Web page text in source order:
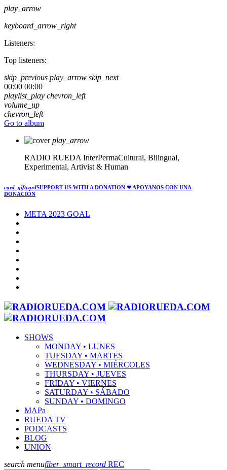
play_arrow
keyboard_arrow_right
Listeners:
Top listeners:
skip_previous play_arrow skip_next
00:00 00:00
playlist_play chevron_left
volume_up
chevron_left
Go to album
play_arrow
RADIO RUEDA InterPermaCultural, Bilingual,
Experimental, Artivist & Human
card_giftcardSUPPORT US WITH A DONATION ❤ APOYANOS CON UNA
DONACIÓN
META 2023 GOAL
SHOWS
MONDAY • LUNES
TUESDAY • MARTES
WEDNESDAY • MIÉRCOLES
THURSDAY • JUEVES
FRIDAY • VIERNES
SATURDAY • SÁBADO
SUNDAY • DOMINGO
MAPa
RUEDA TV
PODCASTS
BLOG
UNION
search menufiber_smart_record REC